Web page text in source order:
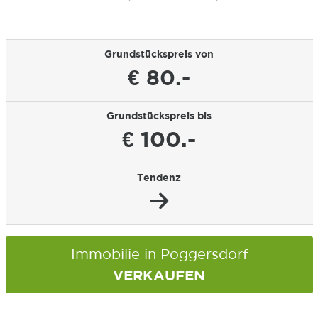
Grundstückspreis von
€ 80.-
Grundstückspreis bis
€ 100.-
Tendenz
Immobilie in Poggersdorf
VERKAUFEN